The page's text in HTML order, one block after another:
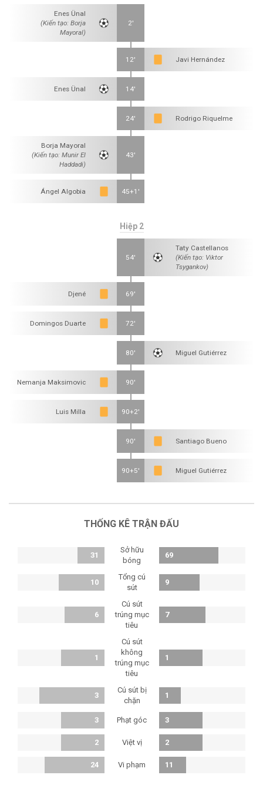
Enes Ünal
(Kiến tạo: Borja
Mayoral)
2'
12' Javi Hernández
Enes Ünal 14'
24' Rodrigo Riquelme
Borja Mayoral
(Kiến tạo: Munir El
Haddadi)
43'
Ángel Algobia 45+1'
Hiệp 2
54'
Taty Castellanos
(Kiến tạo: Viktor
Tsygankov)
Djené 69'
Domingos Duarte 72'
80' Miguel Gutiérrez
Nemanja Maksimovic 90'
Luis Milla 90+2'
90' Santiago Bueno
90+5' Miguel Gutiérrez
THỐNG KÊ TRẬN ĐẤU
31
Sở hữu
bóng
69
10
Tổng cú
sút
9
6
Cú sút
trúng mục
tiêu
7
1
Cú sút
không
trúng mục
tiêu
1
3
Cú sút bị
chặn
1
3 Phạt góc 3
2 Việt vị 2
24 Vi phạm 11